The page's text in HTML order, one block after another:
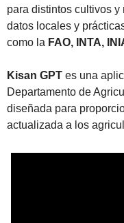
para distintos cultivos
datos locales y
como la FAO, INTA,
Kisan GPT es una
Departamento de
diseñada para
actualizada a los